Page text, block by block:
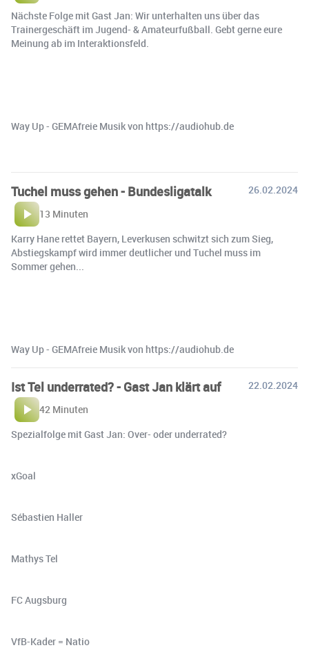
Nächste Folge mit Gast Jan: Wir unterhalten uns über das
Trainergeschäft im Jugend- & Amateurfußball. Gebt gerne eure
Meinung ab im Interaktionsfeld.
Way Up - GEMAfreie Musik von https://audiohub.de
Tuchel muss gehen - Bundesligatalk
26.02.2024
13 Minuten
Karry Hane rettet Bayern, Leverkusen schwitzt sich zum Sieg,
Abstiegskampf wird immer deutlicher und Tuchel muss im
Sommer gehen...
Way Up - GEMAfreie Musik von https://audiohub.de
Ist Tel underrated? - Gast Jan klärt auf
22.02.2024
42 Minuten
Spezialfolge mit Gast Jan: Over- oder underrated?
xGoal
Sébastien Haller
Mathys Tel
FC Augsburg
VfB-Kader = Natio